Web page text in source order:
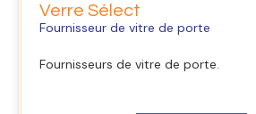
Verre Sélect
Fournisseur de vitre de porte
Fournisseurs de vitre de porte.